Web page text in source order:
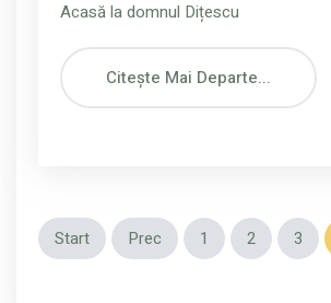
Acasă la domnul Dițescu
Citește Mai Departe...
Start Prec 1 2 3